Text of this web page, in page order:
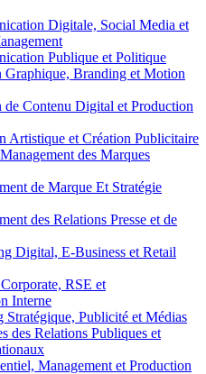
Digitale, Social Media et
Publique et Politique
Branding et Motion
Contenu Digital et Production
Artistique et Création Publicitaire
des Marques
de Marque Et Stratégie
des Relations Presse et de
Digital, E-Business et Retail
RSE et
Interne
Publicité et Médias
des Relations Publiques et
Management et Production